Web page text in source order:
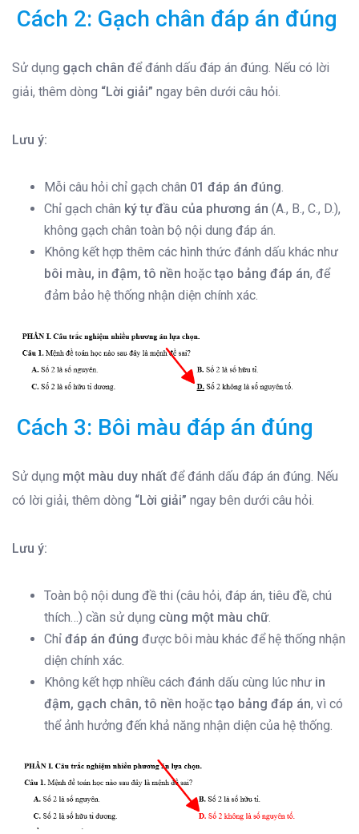
Cách 2: Gạch chân đáp án đúng
Sử dụng gạch chân để đánh dấu đáp án đúng. Nếu có lời
giải, thêm dòng “Lời giải” ngay bên dưới câu hỏi.
Lưu ý:
Mỗi câu hỏi chỉ gạch chân 01 đáp án đúng
Chỉ gạch chân ký tự đầu của phương án (A., B., C., D.),
không gạch chân toàn bộ nội dung đáp án.
Không kết hợp thêm các hình thức đánh dấu khác như
bôi màu, in đậm, tô nền hoặctạo bảng đáp án, để
đảm bảo hệ thống nhận diện chính xác.
Cách 3: Bôi màu đáp án đúng
Sử dụng một màu duy nhất để đánh dấu đáp án đúng. Nếu
có lời giải, thêm dòng “Lời giải” ngay bên dưới câu hỏi.
Lưu ý:
Toàn bộ nội dung đề thi (câu hỏi, đáp án, tiêu đề, chú
thích…) cần sử dụng cùng một màu chữ.
Chỉ đáp án đúng được bôi màu khác để hệ thống nhận
diện chính xác.
Không kết hợp nhiều cách đánh dấu cùng lúc như in
đậm, gạch chân, tô nền hoặctạo bảng đáp án, vì có
thể ảnh hưởng đến khả năng nhận diện của hệ thống.